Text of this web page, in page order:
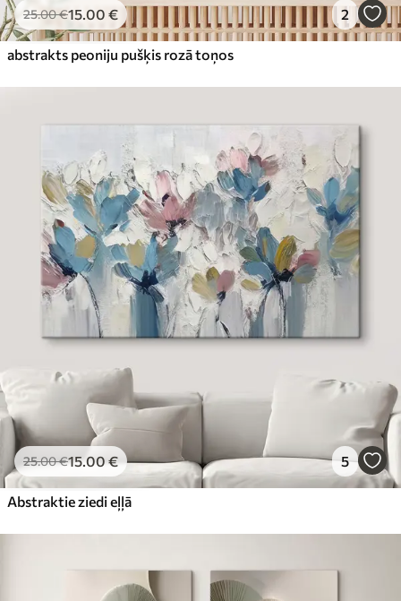
25.00€15.00 € 2
abstrakts peoniju pušķis rozā toņos
25.00€15.00€ 5
Abstraktie ziedi eļļā